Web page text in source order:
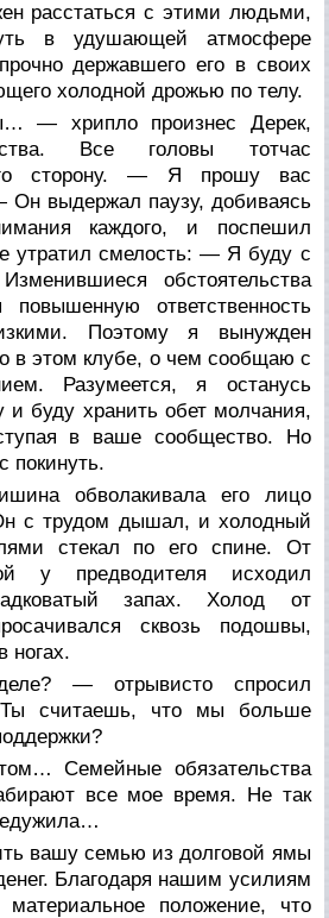
расстаться с этими людьми,
в удушающей атмосфере
державшего его в своих
холодной дрожью по телу.
— хрипло произнес Дерек,
Все головы тотчас
сторону. — Я прошу вас
выдержал паузу, добиваясь
каждого, и поспешил
утратил смелость: — Я буду с
обстоятельства
ответственность
Поэтому я вынужден
в этом клубе, о чем сообщаю с
Разумеется, я останусь
и буду хранить обет молчания,
в ваше сообщество. Но
покинуть.
обволакивала его лицо
с трудом дышал, и холодный
стекал по его спине. От
у предводителя исходил
запах. Холод от
сквозь подошвы,
ногах.
— отрывисто спросил
считаешь, что мы больше
Семейные обязательства
все мое время. Не так
вашу семью из долговой ямы
Благодаря нашим усилиям
положение, что